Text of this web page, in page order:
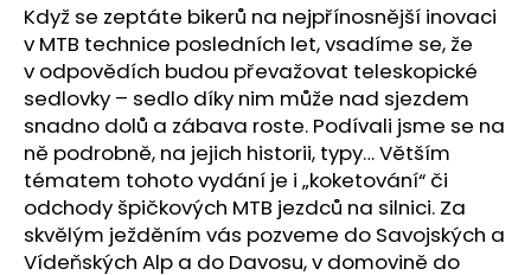
Když se zeptáte bikerů na nejpřínosnější inovaci
v MTB technice posledních let, vsadíme se, že
v odpovědích budou převažovat teleskopické
sedlovky – sedlo díky nim může nad sjezdem
snadno dolů a zábava roste. Podívali jsme se na
ně podrobně, na jejich historii, typy… Větším
tématem tohoto vydání je i „koketování“ či
odchody špičkových MTB jezdců na silnici. Za
skvělým ježděním vás pozveme do Savojských a
Vídeňských Alp a do Davosu, v domovině do
D
o
p
o
r
u
č